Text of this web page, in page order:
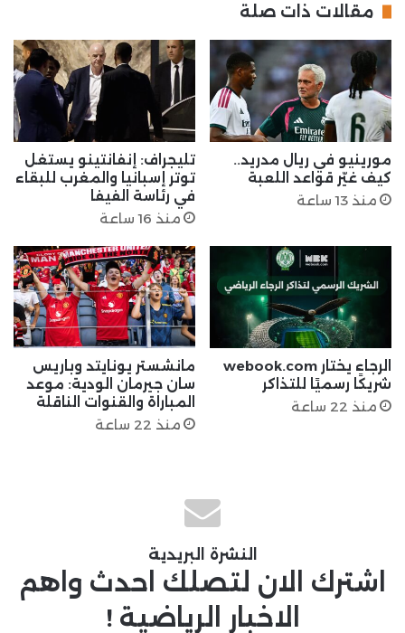
مقالات ذات صلة
مورينيو في ريال مدريد..
كيف غيّر قواعد اللعبة
منذ 13 ساعة
تليجراف: إنفانتينو يستغل
توتر إسبانيا والمغرب للبقاء
في رئاسة الفيفا
منذ 16 ساعة
الرجاء يختار webook.com
شريكًا رسميًا للتذاكر
منذ 22 ساعة
مانشستر يونايتد وباريس
سان جيرمان الودية: موعد
المباراة والقنوات الناقلة
منذ 22 ساعة
النشرة البريدية
اشترك الان لتصلك احدث واهم
الاخبار الرياضية !